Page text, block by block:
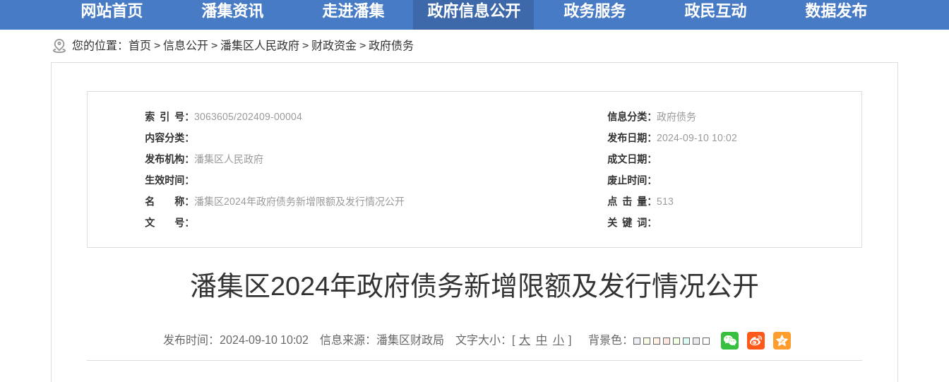
网站首页 潘集资讯 走进潘集 政府信息公开 政务服务 政民互动 数据发布
您的位置： 首页 > 信息公开 > 潘集区人民政府 > 财政资金 > 政府债务
索 引 号： 3063605/202409-00004 信息分类： 政府债务
内容分类：
发布日期： 2024-09-10 10:02
发布机构： 潘集区人民政府
成文日期：
生效时间：
废止时间：
名
称： 潘集区2024年政府债务新增限额及发行情况公开 点 击 量： 513
文
号： 关 键 词：
潘集区2024年政府债务新增限额及发行情况公开
发布时间：2024-09-10 10:02 信息来源：潘集区财政局 文字大小：[ 大 中 小 ] 背景色：